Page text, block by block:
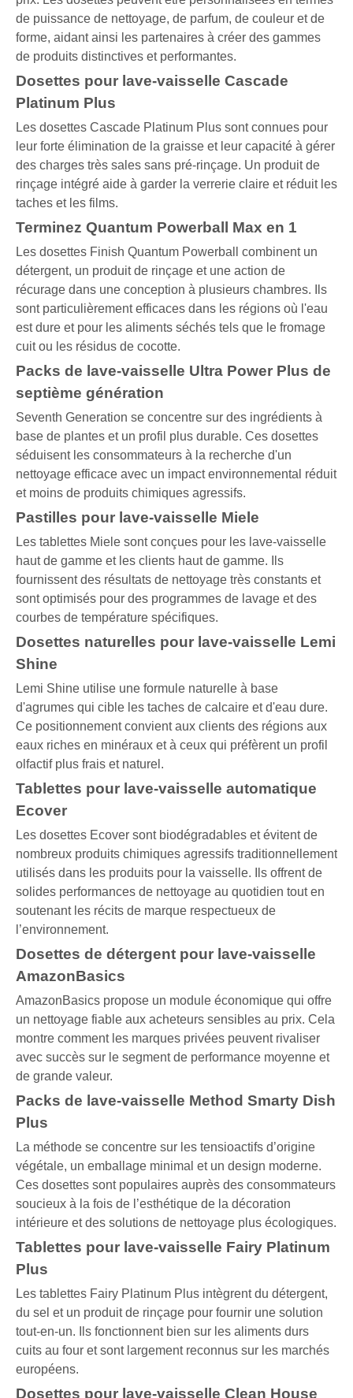
de puissance de nettoyage, de parfum, de couleur et de
forme, aidant ainsi les partenaires à créer des gammes
de produits distinctives et performantes.
Dosettes pour lave-vaisselle Cascade
Platinum Plus
Les dosettes Cascade Platinum Plus sont connues pour
leur forte élimination de la graisse et leur capacité à gérer
des charges très sales sans pré-rinçage. Un produit de
rinçage intégré aide à garder la verrerie claire et réduit les
taches et les films.
Terminez Quantum Powerball Max en 1
Les dosettes Finish Quantum Powerball combinent un
détergent, un produit de rinçage et une action de
récurage dans une conception à plusieurs chambres. Ils
sont particulièrement efficaces dans les régions où l'eau
est dure et pour les aliments séchés tels que le fromage
cuit ou les résidus de cocotte.
Packs de lave-vaisselle Ultra Power Plus de
septième génération
Seventh Generation se concentre sur des ingrédients à
base de plantes et un profil plus durable. Ces dosettes
séduisent les consommateurs à la recherche d'un
nettoyage efficace avec un impact environnemental réduit
et moins de produits chimiques agressifs.
Pastilles pour lave-vaisselle Miele
Les tablettes Miele sont conçues pour les lave-vaisselle
haut de gamme et les clients haut de gamme. Ils
fournissent des résultats de nettoyage très constants et
sont optimisés pour des programmes de lavage et des
courbes de température spécifiques.
Dosettes naturelles pour lave-vaisselle Lemi
Shine
Lemi Shine utilise une formule naturelle à base
d'agrumes qui cible les taches de calcaire et d'eau dure.
Ce positionnement convient aux clients des régions aux
eaux riches en minéraux et à ceux qui préfèrent un profil
olfactif plus frais et naturel.
Tablettes pour lave-vaisselle automatique
Ecover
Les dosettes Ecover sont biodégradables et évitent de
nombreux produits chimiques agressifs traditionnellement
utilisés dans les produits pour la vaisselle. Ils offrent de
solides performances de nettoyage au quotidien tout en
soutenant les récits de marque respectueux de
l’environnement.
Dosettes de détergent pour lave-vaisselle
AmazonBasics
AmazonBasics propose un module économique qui offre
un nettoyage fiable aux acheteurs sensibles au prix. Cela
montre comment les marques privées peuvent rivaliser
avec succès sur le segment de performance moyenne et
de grande valeur.
Packs de lave-vaisselle Method Smarty Dish
Plus
La méthode se concentre sur les tensioactifs d’origine
végétale, un emballage minimal et un design moderne.
Ces dosettes sont populaires auprès des consommateurs
soucieux à la fois de l’esthétique de la décoration
intérieure et des solutions de nettoyage plus écologiques.
Tablettes pour lave-vaisselle Fairy Platinum
Plus
Les tablettes Fairy Platinum Plus intègrent du détergent,
du sel et un produit de rinçage pour fournir une solution
tout-en-un. Ils fonctionnent bien sur les aliments durs
cuits au four et sont largement reconnus sur les marchés
européens.
Dosettes pour lave-vaisselle Clean House